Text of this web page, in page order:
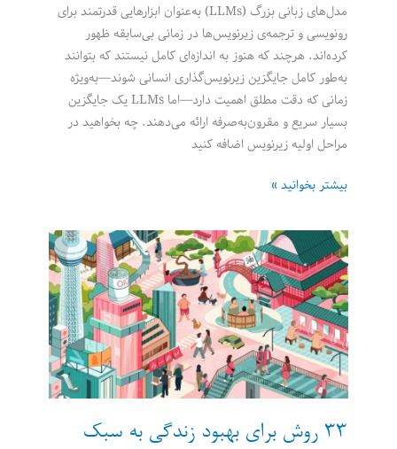
مدل‌های زبانی بزرگ (LLMs) به‌عنوان ابزارهایی قدرتمند برای
رونویسی و ترجمه‌ی زیرنویس‌ها در زمانی بی‌سابقه ظهور
کرده‌اند. هرچند که هنوز به اندازه‌ای کامل نیستند که بتوانند
به‌طور کامل جایگزین زیرنویس‌گذاری انسانی شوند—به‌ویژه
زمانی که دقت مطلق اهمیت دارد—اما LLMs یک جایگزین
بسیار سریع و مقرون‌به‌صرفه ارائه می‌دهند. چه بخواهید در
مراحل اولیه زیرنویس اضافه کنید
پرامت
برای
تهیه
زیرنویس
به
کمک
هوش
مصنوعی
Gemini
2.0
بیشتر بخوانید »
۳۳ روش برای بهبود زندگی به سبک